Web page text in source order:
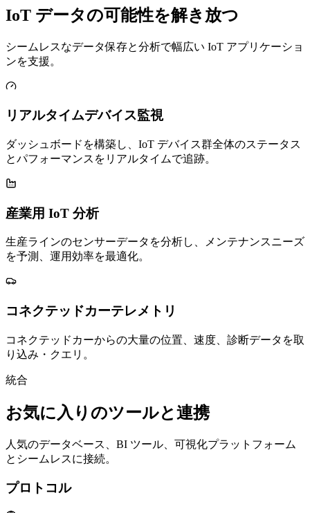
IoT データの可能性を解き放つ
シームレスなデータ保存と分析で幅広い IoT アプリケーショ
ンを支援。
リアルタイムデバイス監視
ダッシュボードを構築し、IoT デバイス群全体のステータス
とパフォーマンスをリアルタイムで追跡。
産業用 IoT 分析
生産ラインのセンサーデータを分析し、メンテナンスニーズ
を予測、運用効率を最適化。
コネクテッドカーテレメトリ
コネクテッドカーからの大量の位置、速度、診断データを取
り込み・クエリ。
統合
お気に入りのツールと連携
人気のデータベース、BI ツール、可視化プラットフォーム
とシームレスに接続。
プロトコル